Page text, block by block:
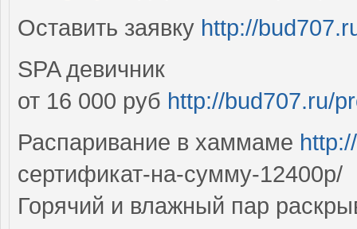
Оставить заявку http://
SPA девичник
от 16 000 руб http://bud707.ru/
Распаривание в хаммаме
сертификат-на-сумму-12400р/
Горячий и влажный пар